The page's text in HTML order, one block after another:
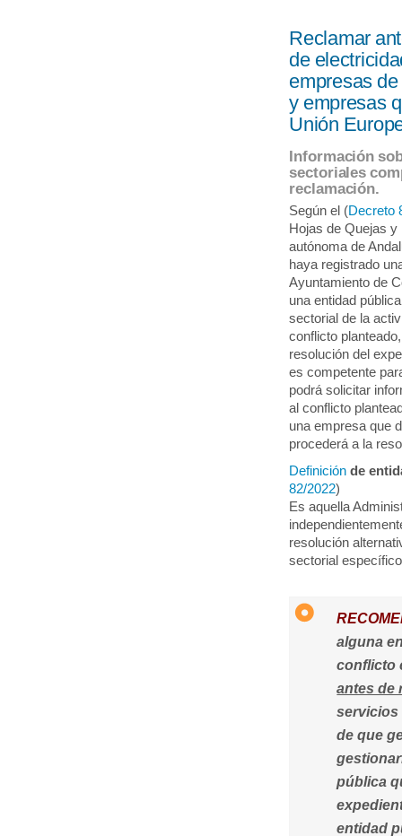
Reclamar
de
empresas
y empresas
Unión
Información
sectoriales
reclamación.
Según el (Decreto
Hojas de Quejas
autónoma de
haya registrado
Ayuntamiento de
una entidad
sectorial de la
conflicto
resolución del
es competente
podrá solicitar
al conflicto
una empresa que
procederá a la
Definición de
82/2022)
Es aquella
resolución
sectorial
alguna
conflicto
antes de
servicios
de que
pública
entidad